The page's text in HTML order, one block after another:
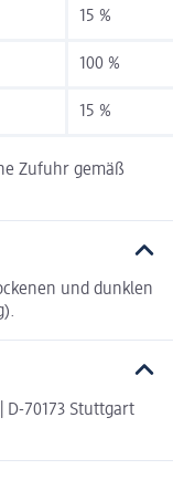
15 %
100 %
15 %
Zufuhr gemäß
und dunklen
D-70173 Stuttgart